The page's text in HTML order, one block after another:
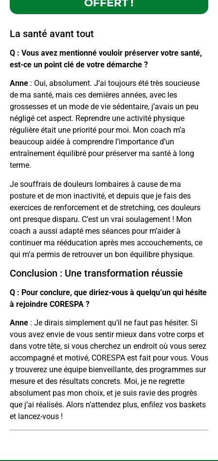
La santé avant tout
Q : Vous avez mentionné vouloir préserver votre santé,
est-ce un point clé de votre démarche ?
Anne : Oui, absolument. J’ai toujours été très soucieuse
de ma santé, mais ces dernières années, avec les
grossesses et un mode de vie sédentaire, j’avais un peu
négligé cet aspect. Reprendre une activité physique
régulière était une priorité pour moi. Mon coach m’a
beaucoup aidée à comprendre l’importance d’un
entraînement équilibré pour préserver ma santé à long
terme.
Je souffrais de douleurs lombaires à cause de ma
posture et de mon inactivité, et depuis que je fais des
exercices de renforcement et de stretching, ces douleurs
ont presque disparu. C’est un vrai soulagement ! Mon
coach a aussi adapté mes séances pour m’aider à
continuer ma rééducation après mes accouchements, ce
qui m’a permis de retrouver un bon équilibre physique.
Conclusion : Une transformation réussie
Q : Pour conclure, que diriez-vous à quelqu’un qui hésite
à rejoindre CORESPA ?
Anne : Je dirais simplement qu’il ne faut pas hésiter. Si
vous avez envie de vous sentir mieux dans votre corps et
dans votre tête, si vous cherchez un endroit où vous serez
accompagné et motivé, CORESPA est fait pour vous. Vous
y trouverez une équipe bienveillante, des programmes sur
mesure et des résultats concrets. Moi, je ne regrette
absolument pas mon choix, et je suis ravie des progrès
que j’ai réalisés. Alors n’attendez plus, enfilez vos baskets
et lancez-vous !